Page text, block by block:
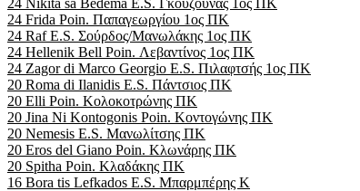
24 Frida Poin. Παπαγεωργίου 1ος ΠΚ
24 Raf E.S. Σούρδος/Μανωλάκης 1ος ΠΚ
24 Hellenik Bell Poin. Λεβαντίνος 1ος ΠΚ
24 Zagor di Marco Georgio E.S. Πιλαφτσής 1ος ΠΚ
20 Roma di Ilanidis E.S. Πάντσιος ΠΚ
20 Elli Poin. Κολοκοτρώνης ΠΚ
20 Jina Ni Kontogonis Poin. Κοντογώνης ΠΚ
20 Nemesis E.S. Μανωλίτσης ΠΚ
20 Eros del Giano Poin. Κλωνάρης ΠΚ
20 Spitha Poin. Κλαδάκης ΠΚ
16 Bora tis Lefkados E.S. Μπαρμπέρης Κ